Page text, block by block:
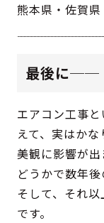
熊本県・佐賀
最後に──
エアコン工事
えて、実はか
美観に影響が
どうかで数年
そして、それ以
です。